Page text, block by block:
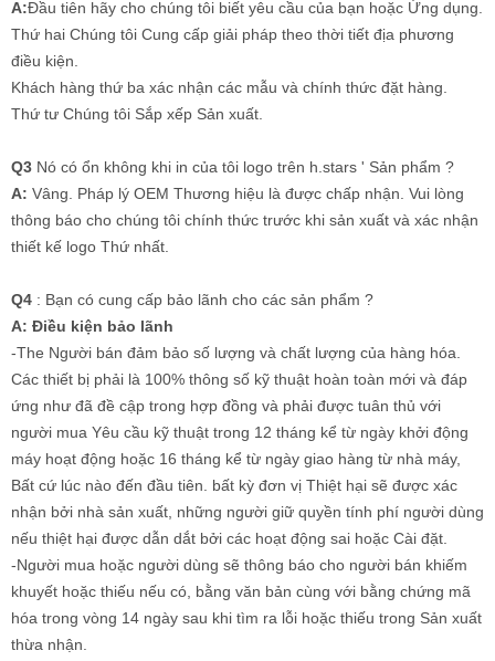
A:Đầu tiên hãy cho chúng tôi biết yêu cầu của bạn hoặc Ứng dụng.
Thứ hai Chúng tôi Cung cấp giải pháp theo thời tiết địa phương
điều kiện.
Khách hàng thứ ba xác nhận các mẫu và chính thức đặt hàng.
Thứ tư Chúng tôi Sắp xếp Sản xuất.
Q3 Nó có ổn không khi in của tôi logo trên h.stars ' Sản phẩm ?
A: Vâng. Pháp lý OEM Thương hiệu là được chấp nhận. Vui lòng
thông báo cho chúng tôi chính thức trước khi sản xuất và xác nhận
thiết kế logo Thứ nhất.
Q4 : Bạn có cung cấp bảo lãnh cho các sản phẩm ?
A: Điều kiện bảo lãnh
-The Người bán đảm bảo số lượng và chất lượng của hàng hóa.
Các thiết bị phải là 100% thông số kỹ thuật hoàn toàn mới và đáp
ứng như đã đề cập trong hợp đồng và phải được tuân thủ với
người mua Yêu cầu kỹ thuật trong 12 tháng kể từ ngày khởi động
máy hoạt động hoặc 16 tháng kể từ ngày giao hàng từ nhà máy,
Bất cứ lúc nào đến đầu tiên. bất kỳ đơn vị Thiệt hại sẽ được xác
nhận bởi nhà sản xuất, những người giữ quyền tính phí người dùng
nếu thiệt hại được dẫn dắt bởi các hoạt động sai hoặc Cài đặt.
-Người mua hoặc người dùng sẽ thông báo cho người bán khiếm
khuyết hoặc thiếu nếu có, bằng văn bản cùng với bằng chứng mã
hóa trong vòng 14 ngày sau khi tìm ra lỗi hoặc thiếu trong Sản xuất
thừa nhận.